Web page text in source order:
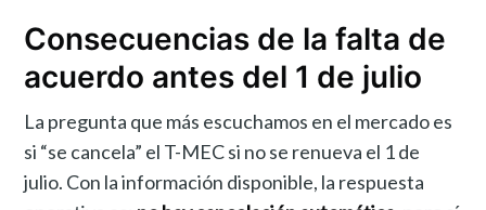
Consecuencias de la falta de
acuerdo antes del 1 de julio
La pregunta que más escuchamos en el mercado es
si “se cancela” el T-MEC si no se renueva el 1 de
julio. Con la información disponible, la respuesta